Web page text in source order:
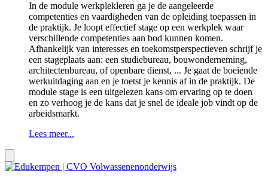
In de module werkplekleren ga je de aangeleerde
competenties en vaardigheden van de opleiding toepassen in
de praktijk. Je loopt effectief stage op een werkplek waar
verschillende competenties aan bod kunnen komen.
Afhankelijk van interesses en toekomstperspectieven schrijf je
een stageplaats aan: een studiebureau, bouwonderneming,
architectenbureau, of openbare dienst, ... Je gaat de boeiende
werkuitdaging aan en je toetst je kennis af in de praktijk. De
module stage is een uitgelezen kans om ervaring op te doen
en zo verhoog je de kans dat je snel de ideale job vindt op de
arbeidsmarkt.
Lees meer...
Toon
vorige